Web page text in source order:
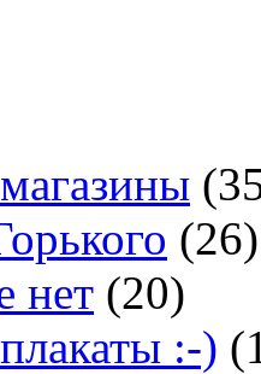
(26)
нет (20)
:-)